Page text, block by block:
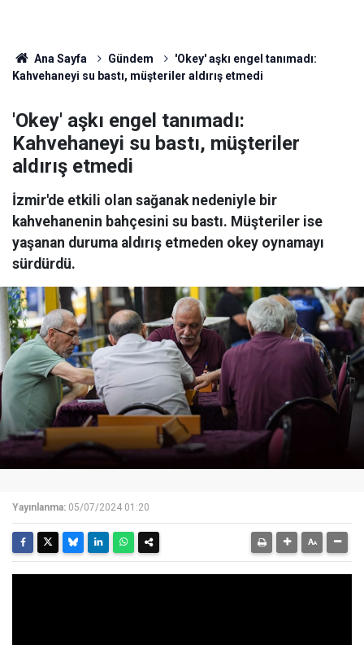
Ana Sayfa Gündem
'Okey' aşkı engel tanımadı:
Kahvehaneyi su bastı, müşteriler aldırış etmedi
'Okey' aşkı engel tanımadı:
Kahvehaneyi su bastı, müşteriler
aldırış etmedi
İzmir'de etkili olan sağanak nedeniyle bir
kahvehanenin bahçesini su bastı. Müşteriler ise
yaşanan duruma aldırış etmeden okey oynamayı
sürdürdü.
Yayınlanma: 05/07/2024 01:20